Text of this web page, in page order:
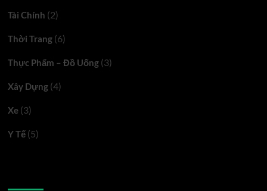
Tài Chính (2)
Thời Trang(6)
Thực Phẩm – Đồ Uống(3)
Xây Dựng(4)
Xe(3)
Y Tế(5)